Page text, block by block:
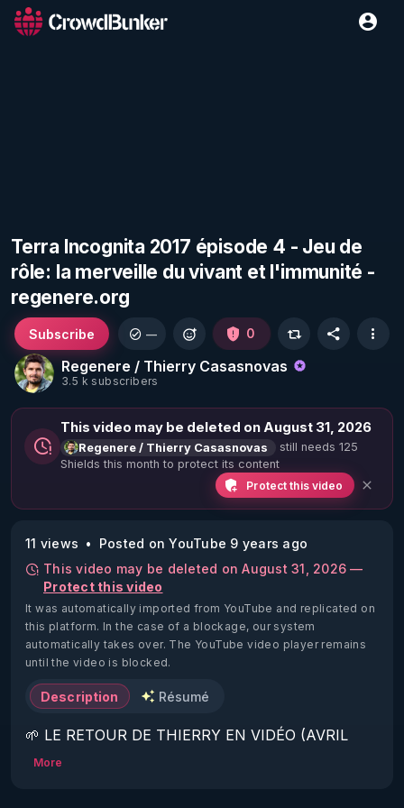
Terra Incognita 2017 épisode 4 - Jeu de
rôle: la merveille du vivant et l'immunité -
regenere.org
Regenere / Thierry Casasnovas
3.5 k subscribers
Subscribe — 0
This video may be deleted on August 31, 2026
Regenere / Thierry Casasnovas
still needs 125
Shields this month to protect its content
Protect this video
11 views
Posted on YouTube 9 years ago
This video may be deleted on August 31, 2026 —
Protect this video
It was automatically imported from YouTube and replicated on
this platform. In the case of a blockage, our system
automatically takes over. The YouTube video player remains
until the video is blocked.
Description Résumé
🌱 LE RETOUR DE THIERRY EN VIDÉO (AVRIL
2022)!
More